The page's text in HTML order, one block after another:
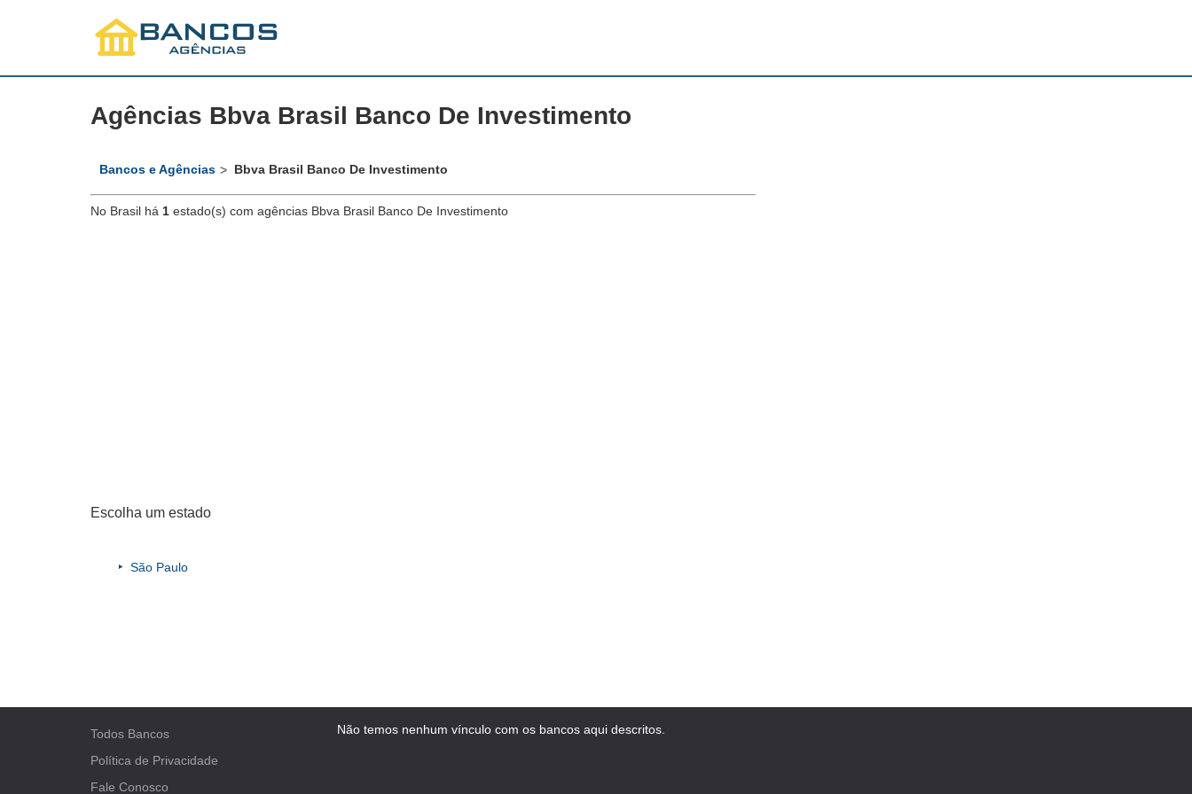
Agências Bbva Brasil Banco De Investimento
Bancos e Agências Bbva Brasil Banco De Investimento
No Brasil há 1 estado(s) com agências Bbva Brasil Banco De Investimento
Escolha um estado
São Paulo
Todos Bancos
Política de Privacidade
Fale Conosco
Não temos nenhum vínculo com os bancos aqui descritos.